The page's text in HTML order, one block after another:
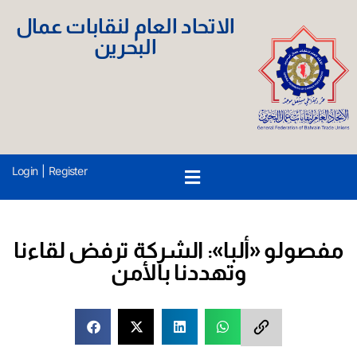
الاتحاد العام لنقابات عمال
البحرين
Login Register
مفصولو «ألبا»: الشركة ترفض لقاءنا
وتهددنا بالأمن